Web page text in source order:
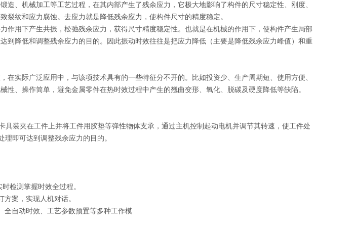
造、机械加工等工艺过程，在其内部产生了残余应力，它极大地影响了构件的尺寸稳定性、刚度、
裂纹和应力腐蚀。去应力就是降低残余应力，使构件尺寸的精度稳定。
作用下产生共振，松弛残余应力，获得尺寸精度稳定性。也就是在机械的作用下，使构件产生局部
到降低和调整残余应力的目的。因此振动时效往往是把应力降低（主要是降低残余应力峰值）和重
在实际广泛应用中，与该项技术具有的一些特征分不开的。比如投资少、生产周期短、使用方便、
性、操作简单，避免金属零件在热时效过程中产生的翘曲变形、氧化、脱碳及硬度降低等缺陷。
具装夹在工件上并将工件用胶垫等弹性物体支承，通过主机控制起动电机并调节其转速，使工件处
即可达到调整残余应力的目的。
检测掌握时效全过程。
案，实现人机对话。
全自动时效、工艺参数预置等多种工作模